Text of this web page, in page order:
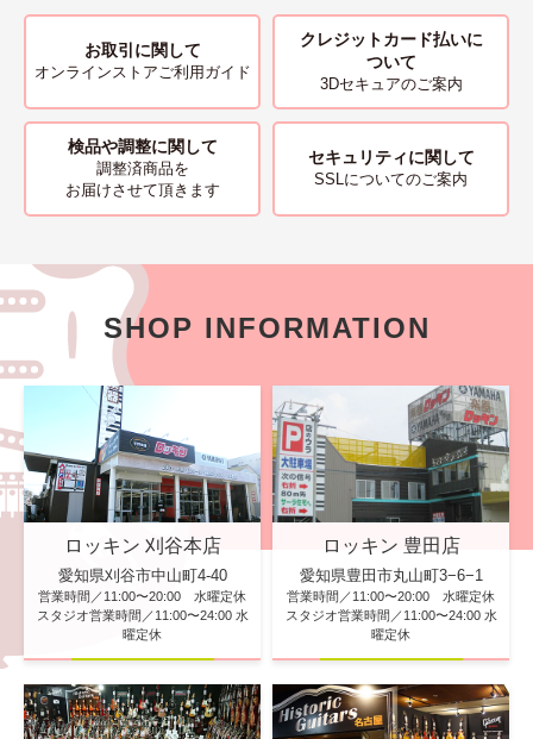
お取引に関して
オンラインストアご利用ガイド
クレジットカード払いに
ついて
3Dセキュアのご案内
検品や調整に関して
調整済商品を
お届けさせて頂きます
セキュリティに関して
SSLについてのご案内
SHOP INFORMATION
ロッキン 刈谷本店
愛知県刈谷市中山町4-40
営業時間／11:00〜20:00 水曜定休
スタジオ営業時間／11:00〜24:00 水
曜定休
ロッキン 豊田店
愛知県豊田市丸山町3−6−1
営業時間／11:00〜20:00 水曜定休
スタジオ営業時間／11:00〜24:00 水
曜定休